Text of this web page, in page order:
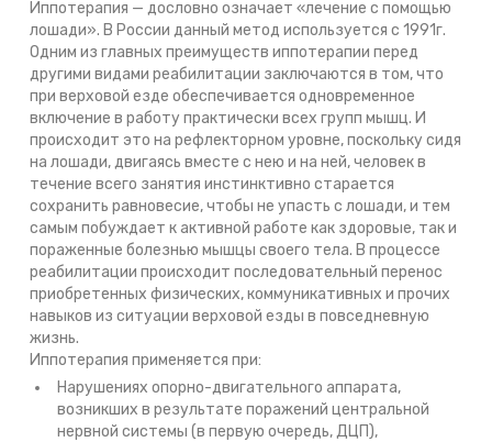
Иппотерапия — дословно означает «лечение с помощью
лошади». В России данный метод используется с 1991г.
Одним из главных преимуществ иппотерапии перед
другими видами реабилитации заключаются в том, что
при верховой езде обеспечивается одновременное
включение в работу практически всех групп мышц. И
происходит это на рефлекторном уровне, поскольку сидя
на лошади, двигаясь вместе с нею и на ней, человек в
течение всего занятия инстинктивно старается
сохранить равновесие, чтобы не упасть с лошади, и тем
самым побуждает к активной работе как здоровые, так и
пораженные болезнью мышцы своего тела. В процессе
реабилитации происходит последовательный перенос
приобретенных физических, коммуникативных и прочих
навыков из ситуации верховой езды в повседневную
жизнь.
Иппотерапия применяется при:
Нарушениях опорно-двигательного аппарата,
возникших в результате поражений центральной
нервной системы (в первую очередь, ДЦП),